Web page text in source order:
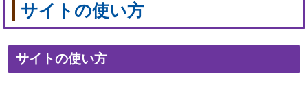
サイトの使い方
サイトの使い方